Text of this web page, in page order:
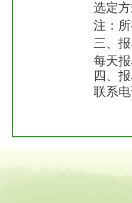
选定
注：
三、报
每天
四、
联系电